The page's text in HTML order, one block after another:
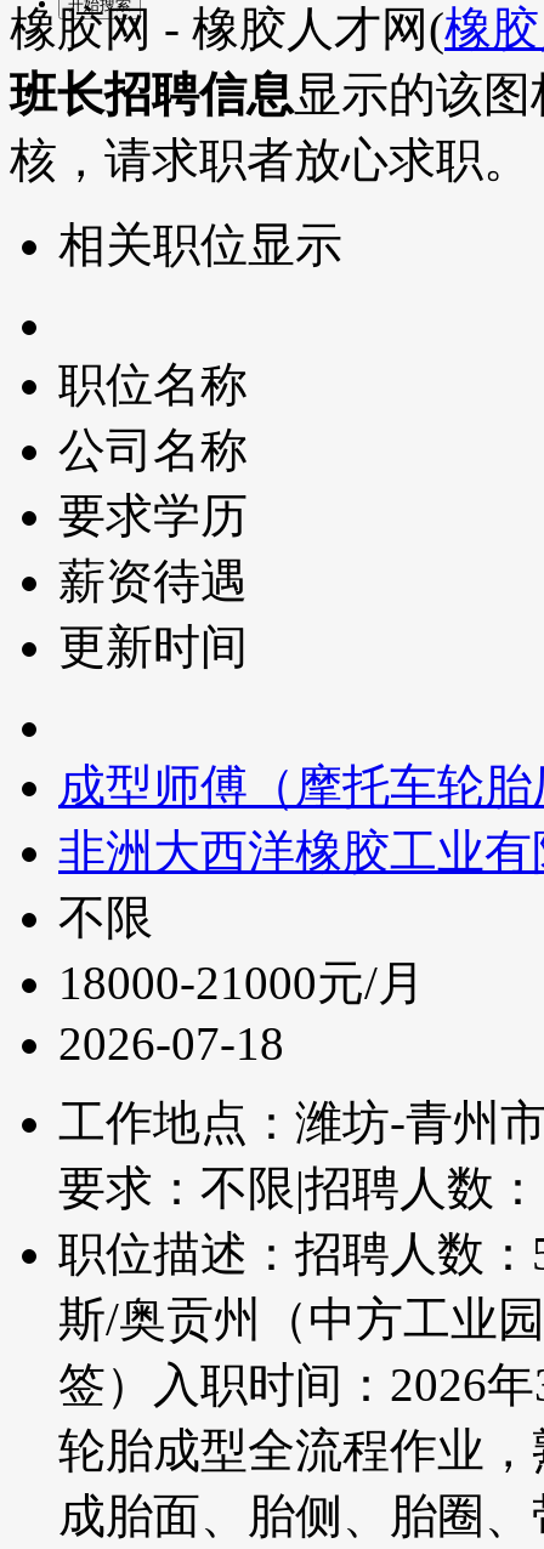
橡胶网 - 橡胶人才网(橡
班长招聘信息显示的该
核，请求职者放心求职。
相关职位显示
职位名称
公司名称
要求学历
薪资待遇
更新时间
成型师傅（摩托车轮
非洲大西洋橡胶工业
不限
18000-21000元/月
2026-07-18
工作地点：潍坊-青州
要求：不限|招聘人数
职位描述：招聘人数
斯/奥贡州（中方工业
签）入职时间：2026
轮胎成型全流程作业
成胎面、胎侧、胎圈